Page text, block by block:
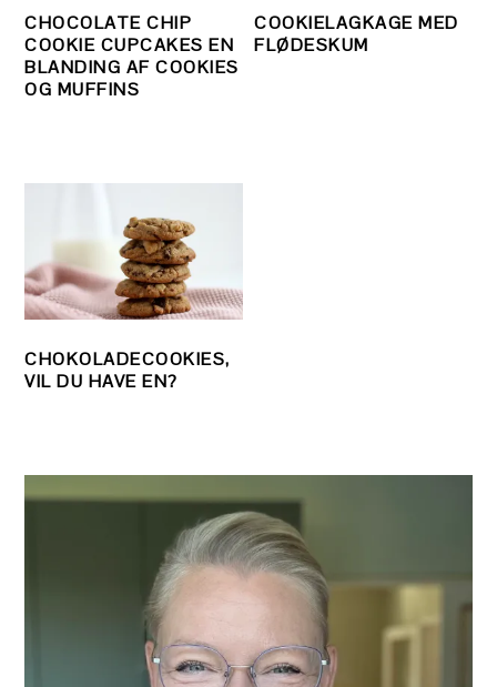
CHOCOLATE CHIP
COOKIE CUPCAKES EN
BLANDING AF COOKIES
OG MUFFINS
COOKIELAGKAGE MED
FLØDESKUM
CHOKOLADECOOKIES,
VIL DU HAVE EN?
PRIMÆR